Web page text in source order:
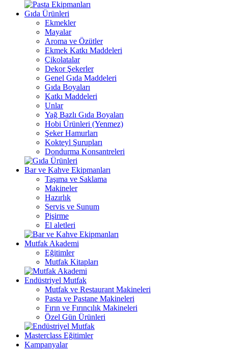
Gıda Ürünleri
Ekmekler
Mayalar
Aroma ve Özütler
Ekmek Katkı Maddeleri
Çikolatalar
Dekor Şekerler
Genel Gıda Maddeleri
Gıda Boyaları
Katkı Maddeleri
Unlar
Yağ Bazlı Gıda Boyaları
Hobi Ürünleri (Yenmez)
Şeker Hamurları
Kokteyl Şurupları
Dondurma Konsantreleri
Bar ve Kahve Ekipmanları
Taşıma ve Saklama
Makineler
Hazırlık
Servis ve Sunum
Pişirme
El aletleri
Mutfak Akademi
Eğitimler
Mutfak Kitapları
Endüstriyel Mutfak
Mutfak ve Restaurant Makineleri
Pasta ve Pastane Makineleri
Fırın ve Fırıncılık Makineleri
Özel Gün Ürünleri
Masterclass Eğitimler
Kampanyalar